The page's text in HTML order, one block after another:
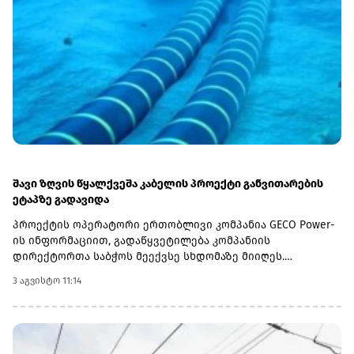
ბოლომდე მოქმედებს და მისი გახანგრძლივების
შესაძლებლობასაც ითვალისწინებს.გამოცემა აღნიშნავს,
რომ 24 ივლისს ევროკომისიამ განაცხადა, რომ
ქარხნისთვის განსაზღვრული ექვსთვიანი გარდამავალი
პერიოდი მომწოდებლების შეცვლის შესაძლებლობას
იძლევა. BSP-ის ინფორმაციით, კომპანია რეგულარულად
თანამშრომლობს მარეგულირებლებთან, აწვდის მათ
ინფორმაციას გადადგმული ნაბიჯების შესახებ და ქვეყნის
ენერგეტიკული სექტორის სტაბილურობის
უზრუნველყოფაზე მუშაობს.
შავი ზღვის წყალქვეშა კაბელის პროექტი განვითარების
ეტაპზე გადავიდა
პროექტის ოპერატორი ერთობლივი კომპანია GECO Power-
ის ინფორმაციით, გადაწყვეტილება კომპანიის
დირექტორთა საბჭოს მეექვსე სხდომაზე მიიღეს.
ტექნიკურ-ეკონომიკური დასაბუთების დამტკიცების
შემდეგ, რომელიც მონაწილე ქვეყნების მთავრობებმა
ეტაპზე დაგეგმილია კონცეპტუალური პროექტირება,
საინჟინრო კვლევები და შესყიდვების სტრატეგიის
3 აგვისტო 11:14